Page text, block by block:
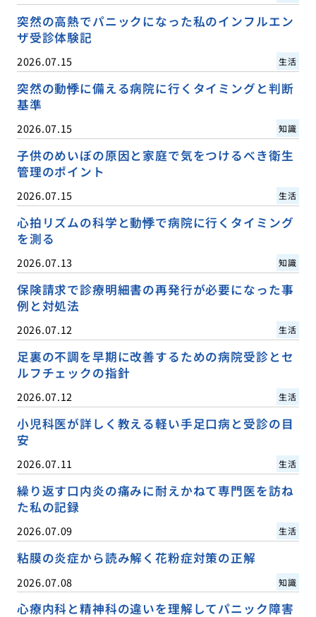
突然の高熱でパニックになった私のインフルエン
ザ受診体験記
2026.07.15 生活
突然の動悸に備える病院に行くタイミングと判断
基準
2026.07.15 知識
子供のめいぼの原因と家庭で気をつけるべき衛生
管理のポイント
2026.07.15 生活
心拍リズムの科学と動悸で病院に行くタイミング
を測る
2026.07.13 知識
保険請求で診療明細書の再発行が必要になった事
例と対処法
2026.07.12 生活
足裏の不調を早期に改善するための病院受診とセ
ルフチェックの指針
2026.07.12 生活
小児科医が詳しく教える軽い手足口病と受診の目
安
2026.07.11 生活
繰り返す口内炎の痛みに耐えかねて専門医を訪ね
た私の記録
2026.07.09 生活
粘膜の炎症から読み解く花粉症対策の正解
2026.07.08 知識
心療内科と精神科の違いを理解してパニック障害